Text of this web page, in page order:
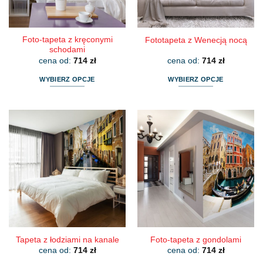
stronie
produktu
stronie
produktu
Foto-tapeta z kręconymi
schodami
cena od: 714 zł
WYBIERZ OPCJE
wiele
wariantów.
Opcje
można
wybrać
na
stronie
produktu
Fototapeta z Wenecją nocą
cena od: 714 zł
WYBIERZ OPCJE
ma
wiele
wariantów.
Opcje
można
wybrać
na
stronie
produktu
Tapeta z łodziami na kanale
cena od: 714 zł
Foto-tapeta z gondolami
cena od: 714 zł